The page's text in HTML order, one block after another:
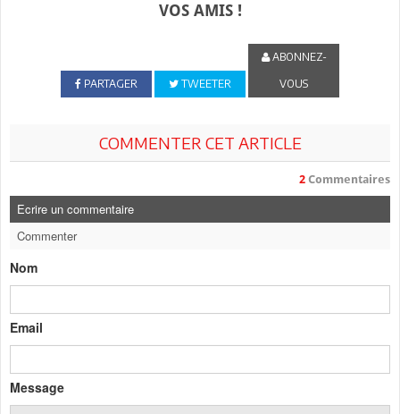
VOS AMIS !
PARTAGER TWEETER
ABONNEZ-
VOUS
COMMENTER CET ARTICLE
2 Commentaires
Ecrire un commentaire
Commenter
Nom
Email
Message